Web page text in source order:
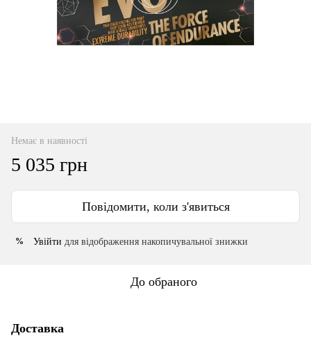
Немає в наявності
5 035 грн
Повідомити, коли з'явиться
% Увійти для відображення накопичувальної знижки
До обраного
Доставка